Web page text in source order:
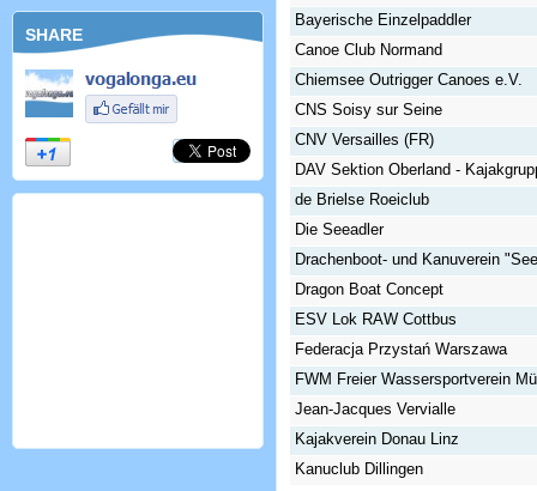
SHARE
Bayerische Einzelpaddler
Canoe Club Normand
Chiemsee Outrigger Canoes e.V.
CNS Soisy sur Seine
CNV Versailles (FR)
DAV Sektion Oberland -
de Brielse Roeiclub
Die Seeadler
Drachenboot- und Kanuverein
Dragon Boat Concept
ESV Lok RAW Cottbus
Federacja Przystań Warszawa
FWM Freier Wassersportverein
Jean-Jacques Vervialle
Kajakverein Donau Linz
Kanuclub Dillingen